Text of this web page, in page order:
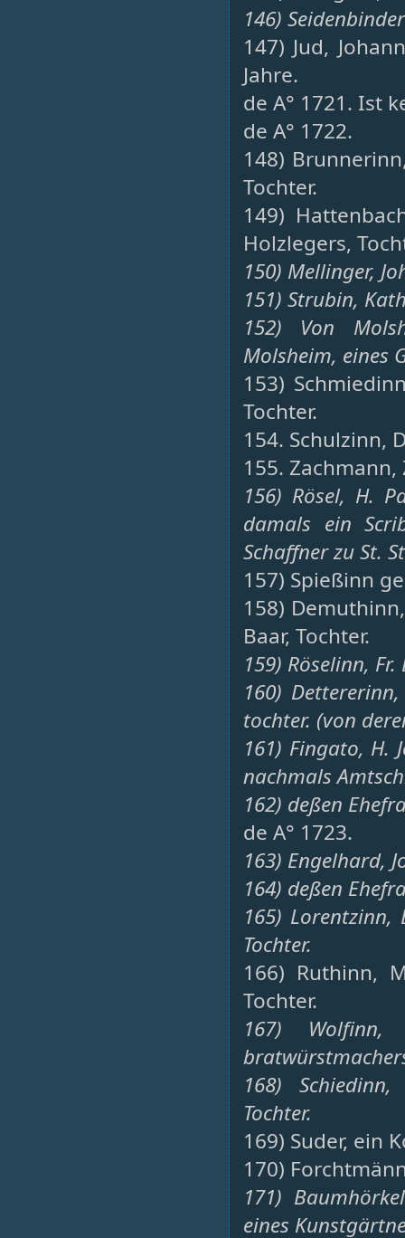
146)
147) Jud,
Jahre.
de A° 1721. Ist
de A° 1722.
148)
Tochter.
149)
Holzlegers,
150) Mellinger,
151) Strubin,
152) Von
Molsheim, eines
153)
Tochter.
154. Schulzinn,
155.
156) Rösel, H.
damals ein
Schaffner zu St.
157) Spießinn
158)
Baar, Tochter.
159) Röselinn,
160)
tochter. (von
161) Fingato, H.
nachmals
162) deßen
de A° 1723.
163) Engelhard,
164) deßen
165) Lorentzinn,
Tochter.
166) Ruthinn,
Tochter.
167) Wolfinn,
168)
Tochter.
169) Suder, ein
170)
171)
eines